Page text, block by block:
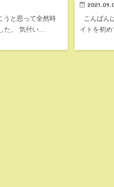
うと思って全然時
た。 気付い…
こんばん
イトを初